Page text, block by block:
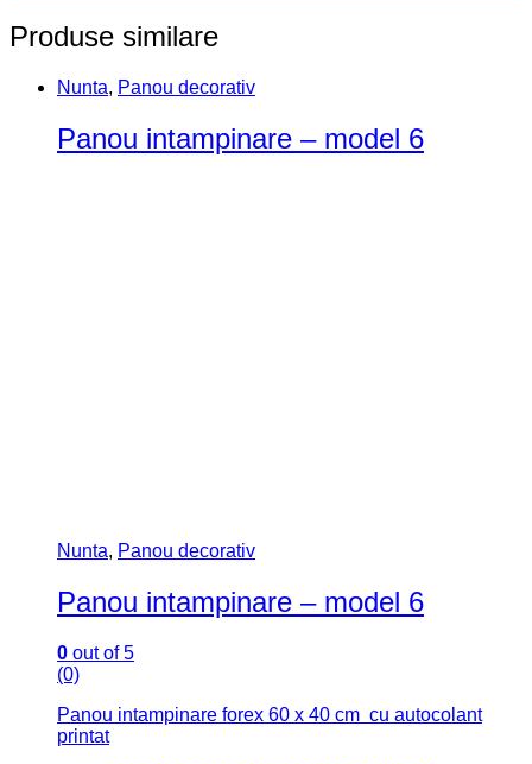
Produse similare
Nunta, Panou decorativ
Panou intampinare – model 6
Nunta, Panou decorativ
Panou intampinare – model 6
0 out of 5
(0)
Panou intampinare forex 60 x 40 cm cu autocolant
printat